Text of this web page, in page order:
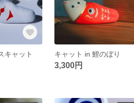
キャット キャット in 鯉のぼり
3,300円